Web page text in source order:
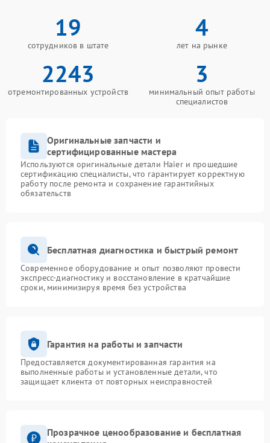
19
сотрудников в штате
4
лет на рынке
2243
отремонтированных устройств
3
минимальный опыт работы
специалистов
Оригинальные запчасти и
сертифицированные мастера
Используются оригинальные детали Haier и прошедшие
сертификацию специалисты, что гарантирует корректную
работу после ремонта и сохранение гарантийных
обязательств
Бесплатная диагностика и быстрый ремонт
Современное оборудование и опыт позволяют провести
экспресс-диагностику и восстановление в кратчайшие
сроки, минимизируя время без устройства
Гарантия на работы и запчасти
Предоставляется документированная гарантия на
выполненные работы и установленные детали, что
защищает клиента от повторных неисправностей
Прозрачное ценообразование и бесплатная